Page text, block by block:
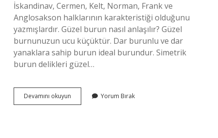
İskandinav, Cermen, Kelt, Norman, Frank ve
Anglosakson halklarının karakteristiği olduğunu
yazmışlardır. Güzel burun nasıl anlaşılır? Güzel
burnunuzun ucu küçüktür. Dar burunlu ve dar
yanaklara sahip burun ideal burundur. Simetrik
burun delikleri güzel…
Devamını okuyun
Burun
Yorum Bırak